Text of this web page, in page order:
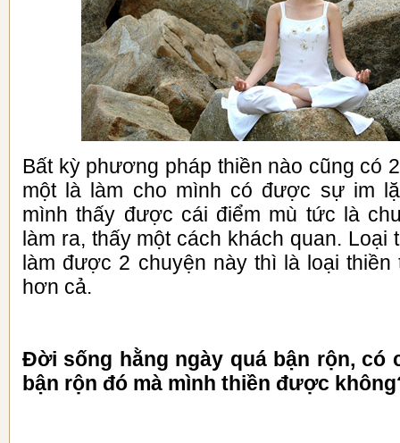
Bất kỳ phương pháp thiền nào cũng có
một là làm cho mình có được sự im
mình thấy được cái điểm mù tức là
làm ra, thấy một cách khách quan. Loại
làm được 2 chuyện này thì là loại
hơn cả.
Đời sống hằng ngày quá bận rộn, có
bận rộn đó mà mình thiền được